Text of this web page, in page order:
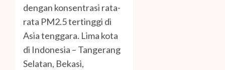
dengan konsentrasi rata-
rata PM2.5 tertinggi di
Asia tenggara. Lima kota
di Indonesia – Tangerang
Selatan, Bekasi,